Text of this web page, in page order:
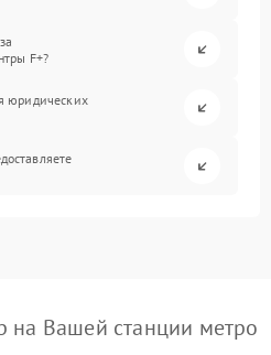
F+?
юридических
на Вашей станции метро